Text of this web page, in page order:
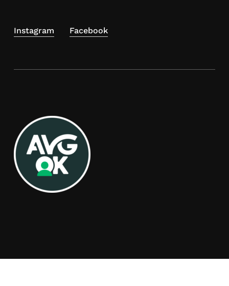
Instagram Facebook